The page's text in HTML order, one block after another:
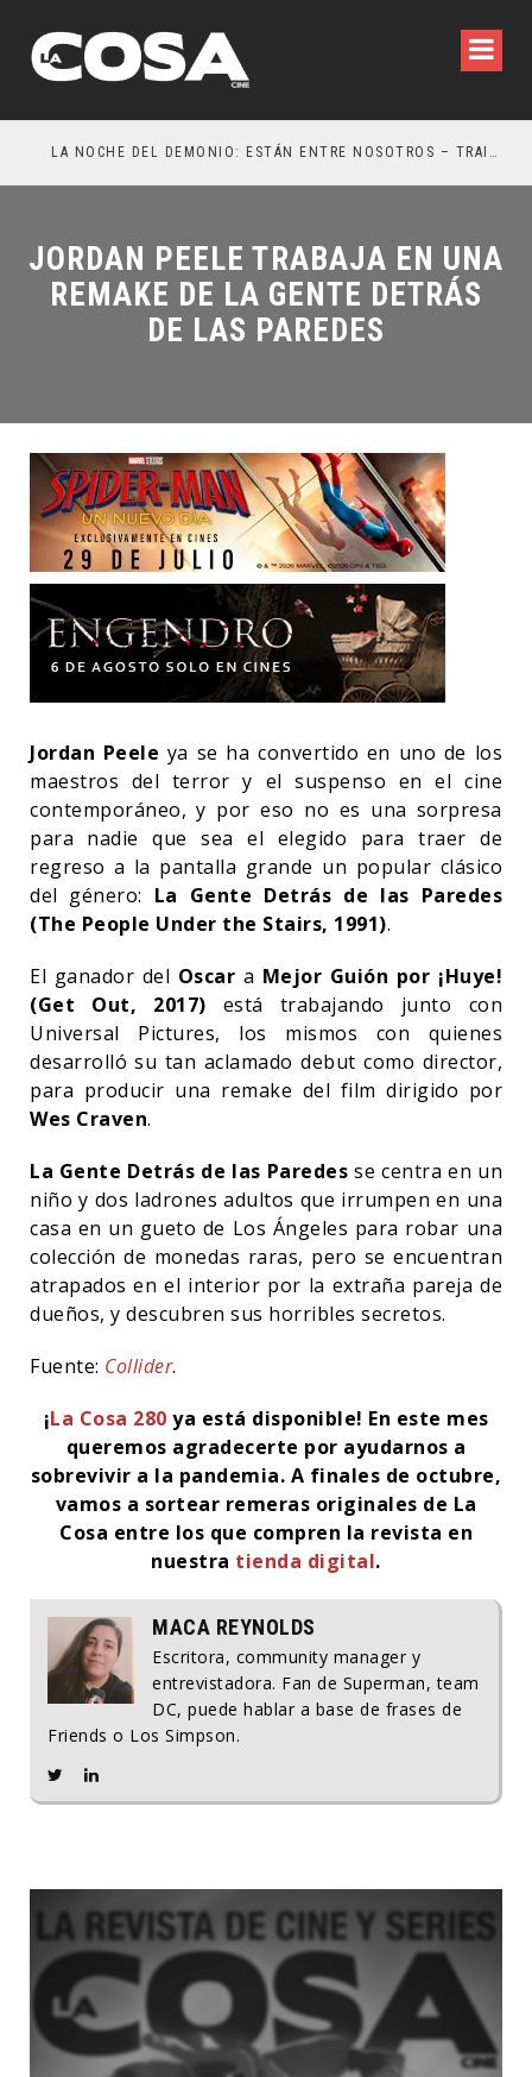
LA NOCHE DEL DEMONIO: ESTÁN ENTRE NOSOTROS – TRAILER FINAL
JORDAN PEELE TRABAJA EN UNA
REMAKE DE LA GENTE DETRÁS
DE LAS PAREDES
Jordan Peele ya se ha convertido en uno de los
maestros del terror y el suspenso en el cine
contemporáneo, y por eso no es una sorpresa
para nadie que sea el elegido para traer de
regreso a la pantalla grande un popular clásico
del género: La Gente Detrás de las Paredes
(The People Under the Stairs, 1991).
El ganador del Oscar a Mejor Guión por ¡Huye!
(Get Out, 2017) está trabajando junto con
Universal Pictures, los mismos con quienes
desarrolló su tan aclamado debut como director,
para producir una remake del film dirigido por
Wes Craven.
La Gente Detrás de las Paredesse centra en un
niño y dos ladrones adultos que irrumpen en una
casa en un gueto de Los Ángeles para robar una
colección de monedas raras, pero se encuentran
atrapados en el interior por la extraña pareja de
dueños, y descubren sus horribles secretos.
Fuente: Collider.
¡La Cosa 280 ya está disponible! En este mes
queremos agradecerte por ayudarnos a
sobrevivir a la pandemia. A finales de octubre,
vamos a sortear remeras originales de La
Cosa entre los que compren la revista en
nuestra tienda digital.
MACA REYNOLDS
Escritora, community manager y
entrevistadora. Fan de Superman, team
DC, puede hablar a base de frases de
Friends o Los Simpson.